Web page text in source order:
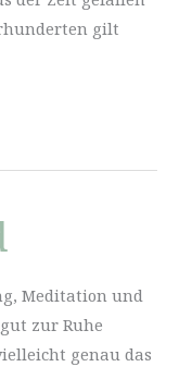
gilt
Meditation und
zur Ruhe
genau das